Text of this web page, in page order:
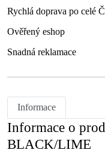
Rychlá doprava po celé
Ověřený eshop
Snadná reklamace
Informace
Informace o
BLACK/LIME